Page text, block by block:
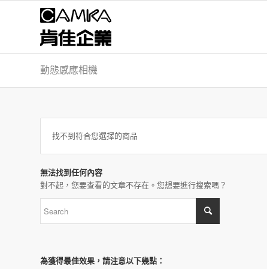
動態感應相機
找不到符合您選擇的商品
無法找到任何內容
對不起，您要查看的文章不存在。您想要進行搜索嗎？
為獲得最佳效果，請注意以下幾點：